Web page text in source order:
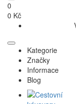
0
0 Kč
Kategorie
Značky
Informace
Blog